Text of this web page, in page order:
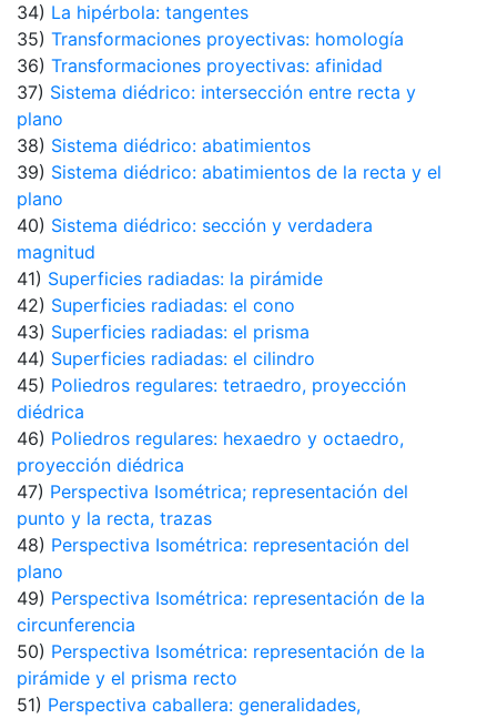
34) La hipérbola: tangentes
35) Transformaciones proyectivas: homología
36) Transformaciones proyectivas: afinidad
37) Sistema diédrico: intersección entre recta y
plano
38) Sistema diédrico: abatimientos
39) Sistema diédrico: abatimientos de la recta y el
plano
40) Sistema diédrico: sección y verdadera
magnitud
41) Superficies radiadas: la pirámide
42) Superficies radiadas: el cono
43) Superficies radiadas: el prisma
44) Superficies radiadas: el cilindro
45) Poliedros regulares: tetraedro, proyección
diédrica
46) Poliedros regulares: hexaedro y octaedro,
proyección diédrica
47) Perspectiva Isométrica; representación del
punto y la recta, trazas
48) Perspectiva Isométrica: representación del
plano
49) Perspectiva Isométrica: representación de la
circunferencia
50) Perspectiva Isométrica: representación de la
pirámide y el prisma recto
51) Perspectiva caballera: generalidades,